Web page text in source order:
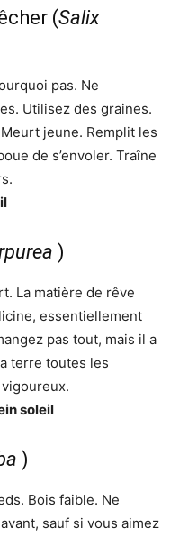
(Salix
pas. Ne
Utilisez des graines.
jeune. Remplit les
de s’envoler. Traîne
)
La matière de rêve
essentiellement
pas tout, mais il a
terre toutes les
soleil
)
Bois faible. Ne
sauf si vous aimez